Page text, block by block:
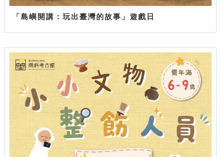
「島嶼開講：玩出臺灣的故事」遊戲日